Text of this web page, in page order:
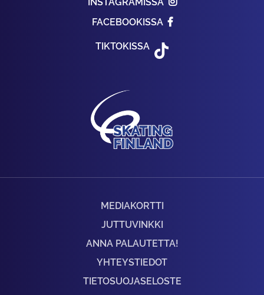
FACEBOOKISSA
TIKTOKISSA
MEDIAKORTTI
JUTTUVINKKI
ANNA PALAUTETTA!
YHTEYSTIEDOT
TIETOSUOJASELOSTE